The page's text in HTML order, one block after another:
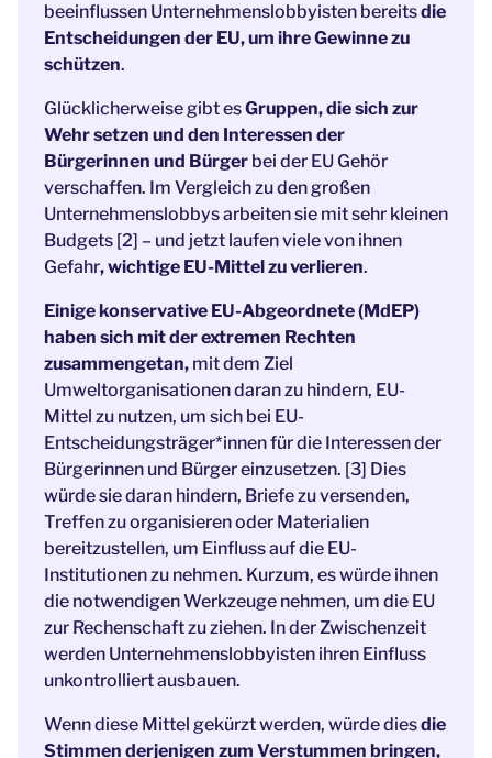
beeinflussen Unternehmenslobbyisten bereitsdie
Entscheidungen der EU, um ihre Gewinne zu
schützen.
Glücklicherweise gibt esGruppen, die sich zur
Wehr setzen und den Interessen der
Bürgerinnen und Bürger bei der EU Gehör
verschaffen. Im Vergleich zu den großen
Unternehmenslobbys arbeiten sie mit sehr kleinen
Budgets [2] – und jetzt laufen viele von ihnen
Gefahr, wichtige EU-Mittel zu verlieren.
Einige konservative EU-Abgeordnete (MdEP)
haben sich mit der extremen Rechten
zusammengetan, mit dem Ziel
Umweltorganisationen daran zu hindern, EU-
Mittel zu nutzen, um sich bei EU-
Entscheidungsträger*innen für die Interessen der
Bürgerinnen und Bürger einzusetzen. [3] Dies
würde sie daran hindern, Briefe zu versenden,
Treffen zu organisieren oder Materialien
bereitzustellen, um Einfluss auf die EU-
Institutionen zu nehmen. Kurzum, es würde ihnen
die notwendigen Werkzeuge nehmen, um die EU
zur Rechenschaft zu ziehen. In der Zwischenzeit
werden Unternehmenslobbyisten ihren Einfluss
unkontrolliert ausbauen.
Wenn diese Mittel gekürzt werden, würde diesdie
Stimmen derjenigen zum Verstummen bringen,